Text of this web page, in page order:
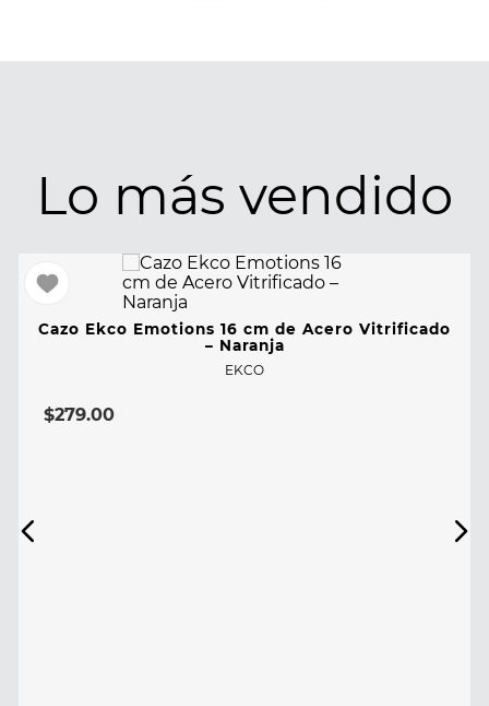
Lo más vendido
Cazo Ekco Emotions 16 cm de Acero Vitrificado
– Naranja
EKCO
$279.00